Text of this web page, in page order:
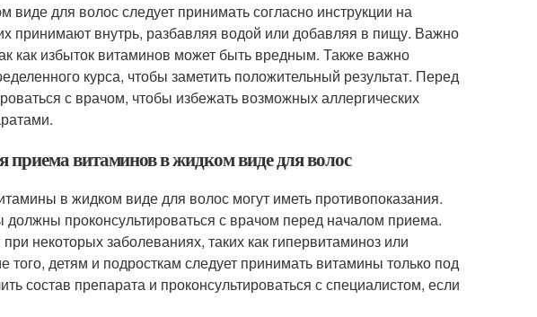
для волос следует принимать согласно инструкции на
принимают внутрь, разбавляя водой или добавляя в пищу. Важно
как избыток витаминов может быть вредным. Также важно
курса, чтобы заметить положительный результат. Перед
с врачом, чтобы избежать возможных аллергических
приема витаминов в жидком виде для волос
в жидком виде для волос могут иметь противопоказания.
проконсультироваться с врачом перед началом приема.
некоторых заболеваниях, таких как гипервитаминоз или
детям и подросткам следует принимать витамины только под
состав препарата и проконсультироваться с специалистом, если